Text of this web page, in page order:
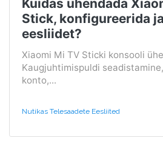
Kuidas ühendada
Stick, konfigureerida
eesliidet?
Xiaomi Mi TV Sticki konsooli
Kaugjuhtimispuldi
konto,...
Nutikas Telesaadete Eesliited